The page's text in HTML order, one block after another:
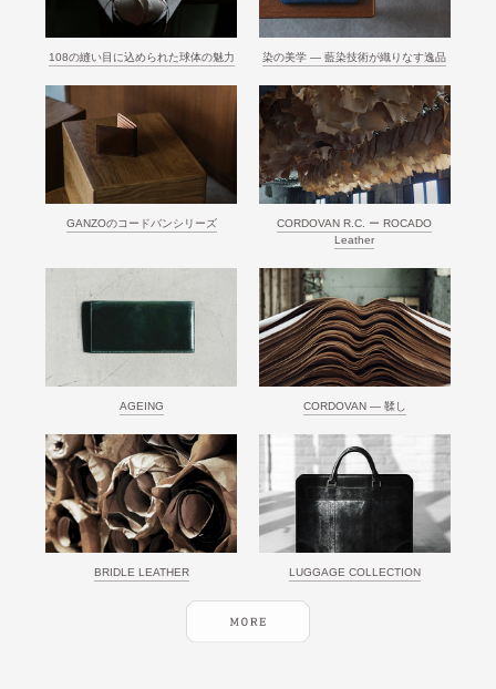
108の縫い目に込められた球体の魅力 染の美学 ― 藍染技術が織りなす逸品
GANZOのコードバンシリーズ
CORDOVAN R.C. ー ROCADO
Leather
AGEING CORDOVAN ― 鞣し
BRIDLE LEATHER LUGGAGE COLLECTION